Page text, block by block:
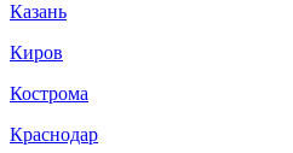
Казань
Киров
Кострома
Краснодар